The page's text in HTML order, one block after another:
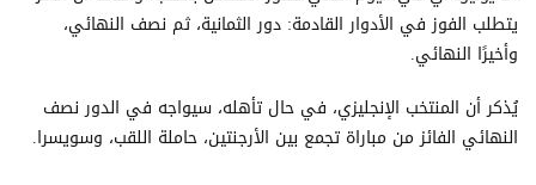
يتطلب الفوز في الأدوار القادمة: دور الثمانية، ثم نصف النهائي،
وأخيرًا النهائي.
يُذكر أن المنتخب الإنجليزي، في حال تأهله، سيواجه في الدور نصف
النهائي الفائز من مباراة تجمع بين الأرجنتين، حاملة اللقب، وسويسرا.